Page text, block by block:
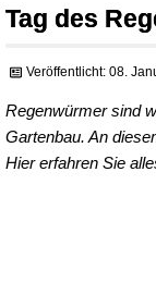
Tag des
Veröffentlicht: 08.
Regenwürmer sind
Gartenbau. An
Hier erfahren Sie